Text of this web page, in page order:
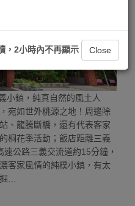
小鎮，純真自然的風土人
宛如世外桃源之地！周邊除
、龍騰斷橋，還有代表客家
桐花季活動；飯店距離三義
公路三義交流道約15分鐘，
客家風情的純樸小鎮，有太
…
，2小時內不再顯示 Close